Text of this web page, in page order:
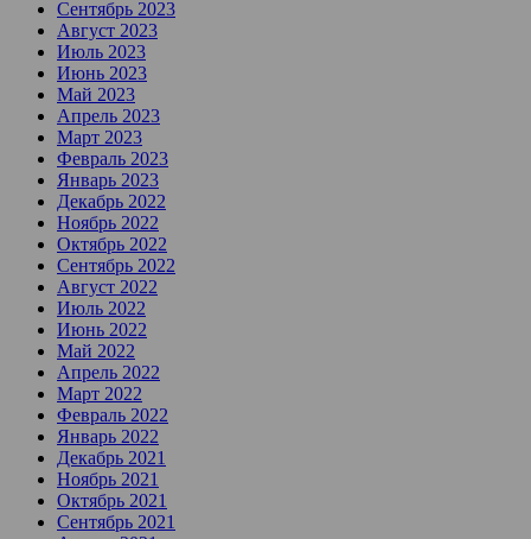
Сентябрь 2023
Август 2023
Июль 2023
Июнь 2023
Май 2023
Апрель 2023
Март 2023
Февраль 2023
Январь 2023
Декабрь 2022
Ноябрь 2022
Октябрь 2022
Сентябрь 2022
Август 2022
Июль 2022
Июнь 2022
Май 2022
Апрель 2022
Март 2022
Февраль 2022
Январь 2022
Декабрь 2021
Ноябрь 2021
Октябрь 2021
Сентябрь 2021